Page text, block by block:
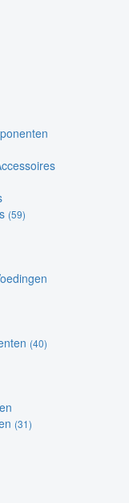
(59)
(40)
(31)